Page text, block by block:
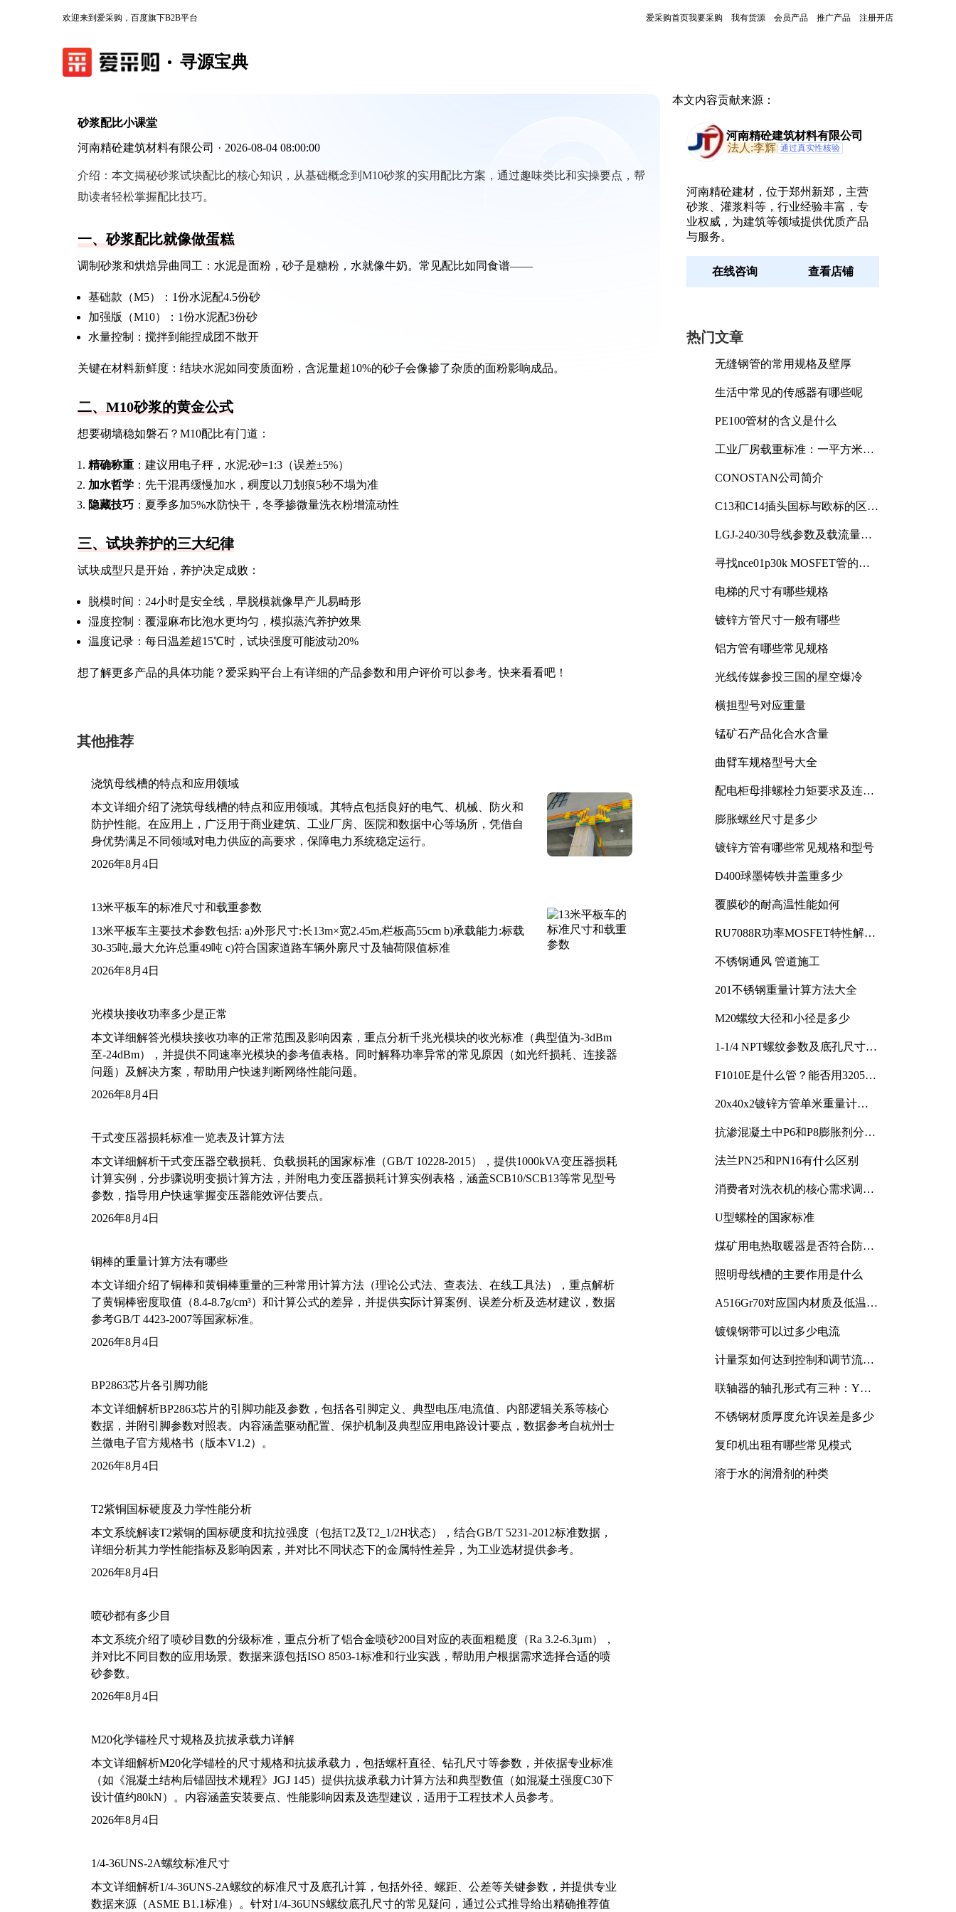
欢迎来到爱采购，百度旗下B2B平台 爱采购首页我要采购 我有货源 会员产品 推广产品 注册开店
寻源宝典
砂浆配比小课堂
河南精砼建筑材料有限公司 · 2026-08-04 08:00:00
介绍： 本文揭秘砂浆试块配比的核心知识，从基础概念到M10砂浆的实用配比方案，通过趣味类比和实操要点，帮
助读者轻松掌握配比技巧。
一、砂浆配比就像做蛋糕
调制砂浆和烘焙异曲同工：水泥是面粉，砂子是糖粉，水就像牛奶。常见配比如同食谱——
基础款（M5）：1份水泥配4.5份砂
加强版（M10）：1份水泥配3份砂
水量控制：搅拌到能捏成团不散开
关键在材料新鲜度：结块水泥如同变质面粉，含泥量超10%的砂子会像掺了杂质的面粉影响成品。
二、M10砂浆的黄金公式
想要砌墙稳如磐石？M10配比有门道：
精确称重 ：建议用电子秤，水泥:砂=1:3（误差±5%）
加水哲学 ：先干混再缓慢加水，稠度以刀划痕5秒不塌为准
隐藏技巧 ：夏季多加5%水防快干，冬季掺微量洗衣粉增流动性
三、试块养护的三大纪律
试块成型只是开始，养护决定成败：
脱模时间：24小时是安全线，早脱模就像早产儿易畸形
湿度控制：覆湿麻布比泡水更均匀，模拟蒸汽养护效果
温度记录：每日温差超15℃时，试块强度可能波动20%
想了解更多产品的具体功能？爱采购平台上有详细的产品参数和用户评价可以参考。快来看看吧！
其他推荐
浇筑母线槽的特点和应用领域
本文详细介绍了浇筑母线槽的特点和应用领域。其特点包括良好的电气、机械、防火和
防护性能。在应用上，广泛用于商业建筑、工业厂房、医院和数据中心等场所，凭借自
身优势满足不同领域对电力供应的高要求，保障电力系统稳定运行。
2026年8月4日
13米平板车的标准尺寸和载重参数
13米平板车主要技术参数包括: a)外形尺寸:长13m×宽2.45m,栏板高55cm b)承载能力:标载
30-35吨,最大允许总重49吨 c)符合国家道路车辆外廓尺寸及轴荷限值标准
2026年8月4日
光模块接收功率多少是正常
本文详细解答光模块接收功率的正常范围及影响因素，重点分析千兆光模块的收光标准（典型值为-3dBm
至-24dBm），并提供不同速率光模块的参考值表格。同时解释功率异常的常见原因（如光纤损耗、连接器
问题）及解决方案，帮助用户快速判断网络性能问题。
2026年8月4日
干式变压器损耗标准一览表及计算方法
本文详细解析干式变压器空载损耗、负载损耗的国家标准（GB/T 10228-2015），提供1000kVA变压器损耗
计算实例，分步骤说明变损计算方法，并附电力变压器损耗计算实例表格，涵盖SCB10/SCB13等常见型号
参数，指导用户快速掌握变压器能效评估要点。
2026年8月4日
铜棒的重量计算方法有哪些
本文详细介绍了铜棒和黄铜棒重量的三种常用计算方法（理论公式法、查表法、在线工具法），重点解析
了黄铜棒密度取值（8.4-8.7g/cm³）和计算公式的差异，并提供实际计算案例、误差分析及选材建议，数据
参考GB/T 4423-2007等国家标准。
2026年8月4日
BP2863芯片各引脚功能
本文详细解析BP2863芯片的引脚功能及参数，包括各引脚定义、典型电压/电流值、内部逻辑关系等核心
数据，并附引脚参数对照表。内容涵盖驱动配置、保护机制及典型应用电路设计要点，数据参考自杭州士
兰微电子官方规格书（版本V1.2）。
2026年8月4日
T2紫铜国标硬度及力学性能分析
本文系统解读T2紫铜的国标硬度和抗拉强度（包括T2及T2_1/2H状态），结合GB/T 5231-2012标准数据，
详细分析其力学性能指标及影响因素，并对比不同状态下的金属特性差异，为工业选材提供参考。
2026年8月4日
喷砂都有多少目
本文系统介绍了喷砂目数的分级标准，重点分析了铝合金喷砂200目对应的表面粗糙度（Ra 3.2-6.3μm），
并对比不同目数的应用场景。数据来源包括ISO 8503-1标准和行业实践，帮助用户根据需求选择合适的喷
砂参数。
2026年8月4日
M20化学锚栓尺寸规格及抗拔承载力详解
本文详细解析M20化学锚栓的尺寸规格和抗拔承载力，包括螺杆直径、钻孔尺寸等参数，并依据专业标准
（如《混凝土结构后锚固技术规程》JGJ 145）提供抗拔承载力计算方法和典型数值（如混凝土强度C30下
设计值约80kN）。内容涵盖安装要点、性能影响因素及选型建议，适用于工程技术人员参考。
2026年8月4日
1/4-36UNS-2A螺纹标准尺寸
本文详细解析1/4-36UNS-2A螺纹的标准尺寸及底孔计算，包括外径、螺距、公差等关键参数，并提供专业
数据来源（ASME B1.1标准）。针对1/4-36UNS螺纹底孔尺寸的常见疑问，通过公式推导给出精确推荐值
本文内容贡献来源：
河南精砼建筑材料有限公司
法人:李辉 通过真实性核验
河南精砼建材，位于郑州新郑，主营
砂浆、灌浆料等，行业经验丰富，专
业权威，为建筑等领域提供优质产品
与服务。
在线咨询 查看店铺
热门文章
无缝钢管的常用规格及壁厚
生活中常见的传感器有哪些呢
PE100管材的含义是什么
工业厂房载重标准：一平方米能
CONOSTAN公司简介
C13和C14插头国标与欧标的区别
LGJ-240/30导线参数及载流量解
寻找nce01p30k MOSFET管的合
电梯的尺寸有哪些规格
镀锌方管尺寸一般有哪些
铝方管有哪些常见规格
光线传媒参投三国的星空爆冷
横担型号对应重量
锰矿石产品化合水含量
曲臂车规格型号大全
配电柜母排螺栓力矩要求及连接
膨胀螺丝尺寸是多少
镀锌方管有哪些常见规格和型号
D400球墨铸铁井盖重多少
覆膜砂的耐高温性能如何
RU7088R功率MOSFET特性解析
不锈钢通风 管道施工
201不锈钢重量计算方法大全
M20螺纹大径和小径是多少
1-1/4 NPT螺纹参数及底孔尺寸详
F1010E是什么管？能否用3205或
20x40x2镀锌方管单米重量计算
抗渗混凝土中P6和P8膨胀剂分别
法兰PN25和PN16有什么区别
消费者对洗衣机的核心需求调研
U型螺栓的国家标准
煤矿用电热取暖器是否符合防爆
照明母线槽的主要作用是什么
A516Gr70对应国内材质及低温冲
镀镍钢带可以过多少电流
计量泵如何达到控制和调节流量
联轴器的轴孔形式有三种：Y
不锈钢材质厚度允许误差是多少
复印机出租有哪些常见模式
溶于水的润滑剂的种类